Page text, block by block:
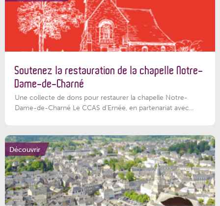
Soutenez la restauration de la chapelle Notre-
Dame-de-Charné
Une collecte de dons pour restaurer la chapelle Notre-
Dame-de-Charné Le CCAS d’Ernée, en partenariat avec...
Découvrir